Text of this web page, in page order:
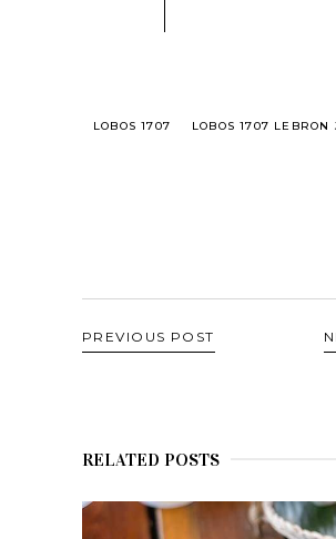
LOBOS 1707 LOBOS 1707 LEBRON
PREVIOUS POST
RELATED POSTS